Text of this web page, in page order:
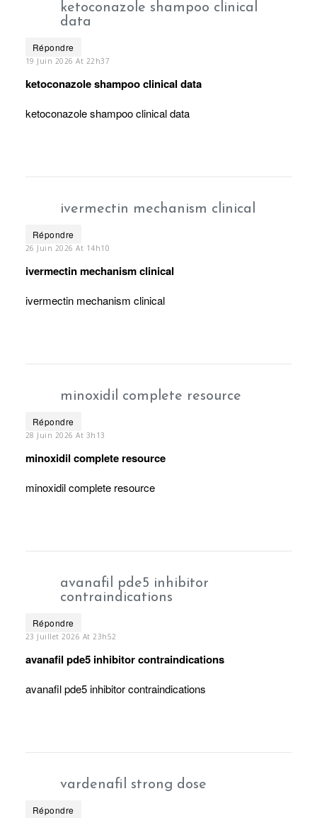
ketoconazole shampoo clinical
data
Répondre
19 Juin 2026 At 22h37
ketoconazole shampoo clinical data
ketoconazole shampoo clinical data
ivermectin mechanism clinical
Répondre
26 Juin 2026 At 14h10
ivermectin mechanism clinical
ivermectin mechanism clinical
minoxidil complete resource
Répondre
28 Juin 2026 At 3h13
minoxidil complete resource
minoxidil complete resource
avanafil pde5 inhibitor
contraindications
Répondre
23 Juillet 2026 At 23h52
avanafil pde5 inhibitor contraindications
avanafil pde5 inhibitor contraindications
vardenafil strong dose
Répondre